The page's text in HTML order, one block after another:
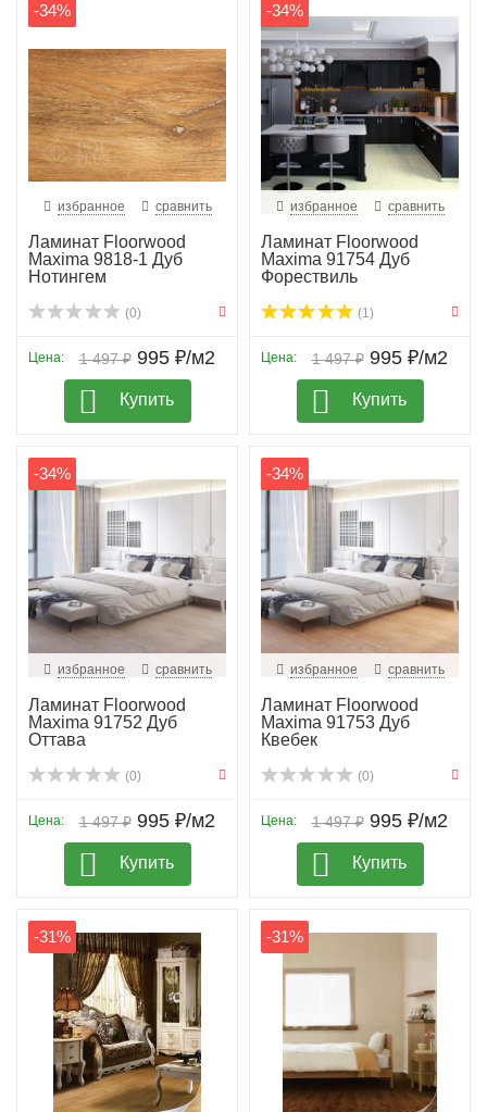
-34%
избранное сравнить
Ламинат Floorwood
Maxima 9818-1 Дуб
Нотингем
(0)
1 497 ₽
Цена: 995 ₽/м2
Купить
-34%
избранное сравнить
Ламинат Floorwood
Maxima 91754 Дуб
Форествиль
(1)
1 497 ₽
Цена: 995 ₽/м2
Купить
-34%
избранное сравнить
Ламинат Floorwood
Maxima 91752 Дуб
Оттава
(0)
1 497 ₽
Цена: 995 ₽/м2
Купить
-34%
избранное сравнить
Ламинат Floorwood
Maxima 91753 Дуб
Квебек
(0)
1 497 ₽
Цена: 995 ₽/м2
Купить
-31% -31%